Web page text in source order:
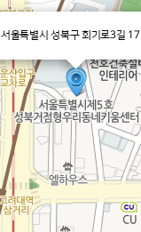
서울특별시 성북구 회기로3길 17